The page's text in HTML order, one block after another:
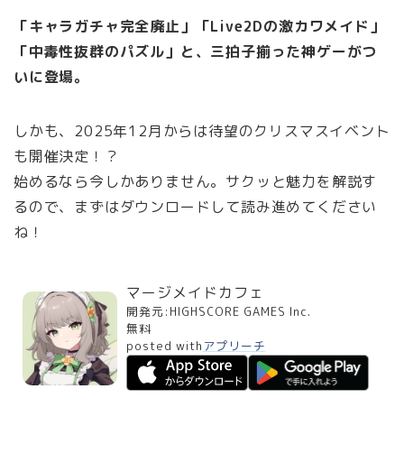
「キャラガチャ完全廃止」「Live2Dの激カワメイド」
「中毒性抜群のパズル」と、三拍子揃った神ゲーがつ
いに登場。
しかも、2025年12月からは待望のクリスマスイベント
も開催決定！？
始めるなら今しかありません。サクッと魅力を解説す
るので、まずはダウンロードして読み進めてください
ね！
マージメイドカフェ
開発元: HIGHSCORE GAMES Inc.
無料
posted with アプリーチ